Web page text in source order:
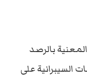
بالرصد
السيبرانية على